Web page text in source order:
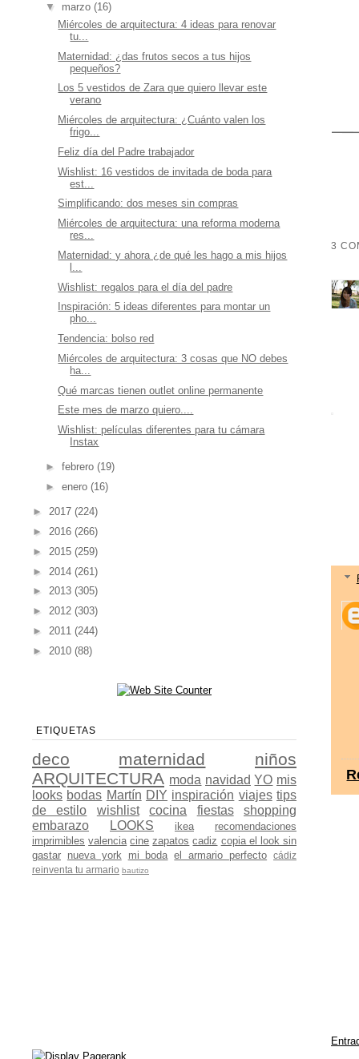
3
▼ marzo (16)
Miércoles de arquitectura: 4 ideas para renovar
tu...
Maternidad: ¿das frutos secos a tus hijos
pequeños?
Los 5 vestidos de Zara que quiero llevar este
verano
Miércoles de arquitectura: ¿Cuánto valen los
frigo...
Feliz día del Padre trabajador
Wishlist: 16 vestidos de invitada de boda para
est...
Simplificando: dos meses sin compras
Miércoles de arquitectura: una reforma moderna
res...
Maternidad: y ahora ¿de qué les hago a mis hijos
Wishlist: regalos para el día del padre
Inspiración: 5 ideas diferentes para montar un
pho...
Tendencia: bolso red
Miércoles de arquitectura: 3 cosas que NO debes
ha...
Qué marcas tienen outlet online permanente
Este mes de marzo quiero....
Wishlist: películas diferentes para tu cámara
Instax
► febrero (19)
► enero (16)
► 2017 (224)
► 2016 (266)
► 2015 (259)
► 2014 (261)
► 2013 (305)
► 2012 (303)
► 2011 (244)
► 2010 (88)
ETIQUETAS
deco maternidad
niños
ARQUITECTURA moda navidad YO mis
looks bodas Martín DIY inspiración viajes tips
de estilo
wishlist cocina fiestas
shopping
embarazo
LOOKS ikea
recomendaciones
imprimibles valencia cine zapatos cadiz copia el look sin
gastar nueva york mi boda el armario perfecto
cádiz
reinventa tu armario bautizo